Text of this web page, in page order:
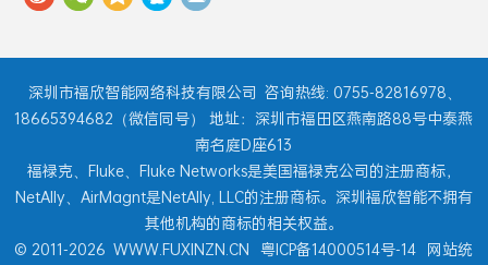
深圳市福欣智能网络科技有限公司 咨询热线: 0755-82816978、
18665394682（微信同号） 地址：深圳市福田区燕南路88号中泰燕
南名庭D座613
福禄克、Fluke、Fluke Networks是美国福禄克公司的注册商标，
NetAlly、AirMagnt是NetAlly, LLC的注册商标。深圳福欣智能不拥有
其他机构的商标的相关权益。
© 2011-2026 WWW.FUXINZN.CN 粤ICP备14000514号-14 网站统